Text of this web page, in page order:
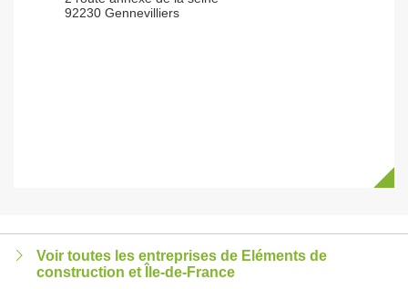
92230 Gennevilliers
Voir toutes les entreprises de Eléments de
construction et Île-de-France